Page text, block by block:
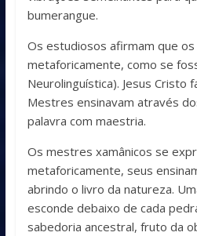
bumerangue.
Os estudiosos afirmam que os
metaforicamente, como se
Neurolinguística). Jesus Cristo
Mestres ensinavam através
palavra com maestria.
Os mestres xamânicos se
metaforicamente, seus
abrindo o livro da natureza.
esconde debaixo de cada
sabedoria ancestral, fruto da